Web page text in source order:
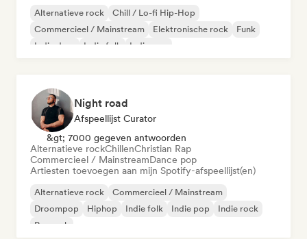
Alternatieve rock
Chill / Lo-fi Hip-Hop
Commercieel / Mainstream
Elektronische rock
Funk
Indie dans
Indie folk Indie pop
Night road
Afspeellijst Curator
&gt; 7000 gegeven antwoorden
Alternatieve rockChillenChristian Rap
Commercieel / MainstreamDance pop
Artiesten toevoegen aan mijn Spotify-afspeellijst(en)
Alternatieve rock
Commercieel / Mainstream
Droompop
Hiphop Indie folk Indie pop
Indie rock
Poprock